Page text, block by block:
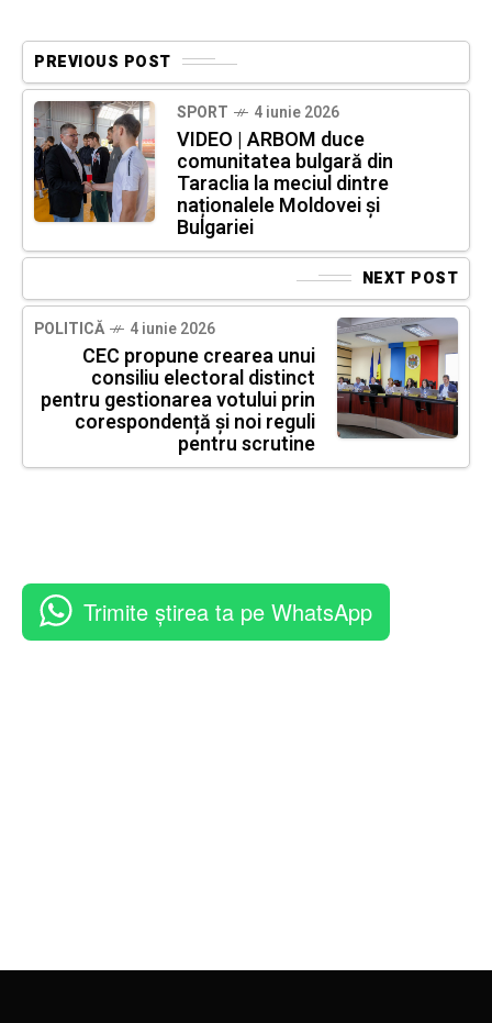
PREVIOUS POST
SPORT 4 iunie 2026
VIDEO | ARBOM duce
comunitatea bulgară din
Taraclia la meciul dintre
naționalele Moldovei și
Bulgariei
NEXT POST
POLITICĂ 4 iunie 2026
CEC propune crearea unui
consiliu electoral distinct
pentru gestionarea votului prin
corespondență și noi reguli
pentru scrutine
Trimite știrea ta pe WhatsApp